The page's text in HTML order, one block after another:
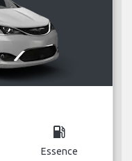
local_gas_station
Essence